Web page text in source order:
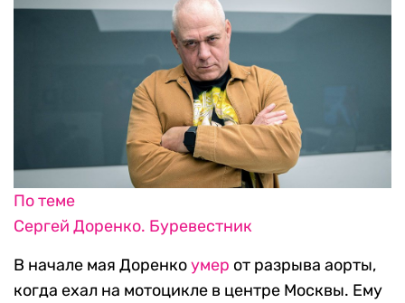
По теме
Сергей Доренко. Буревестник
В начале мая Доренкоумер от разрыва аорты,
когда ехал на мотоцикле в центре Москвы. Ему